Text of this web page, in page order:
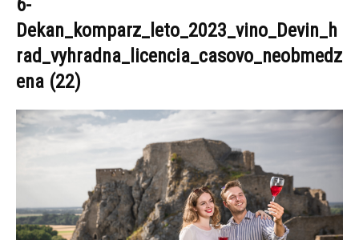
6-
Dekan_komparz_leto_2023_vino_Devin_h
rad_vyhradna_licencia_casovo_neobmedz
ena (22)